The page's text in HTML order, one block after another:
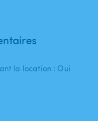
la location : Oui